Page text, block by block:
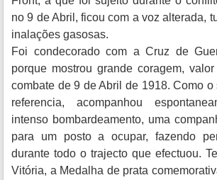
no 9 de Abril, ficou com a voz alterada,
inalações gasosas.
Foi condecorado com a Cruz de
porque mostrou grande coragem,
combate de 9 de Abril de 1918. Como
referencia, acompanhou
intenso bombardeamento, uma
para um posto a ocupar, fazendo
durante todo o trajecto que efectuou.
Vitória, a Medalha de prata